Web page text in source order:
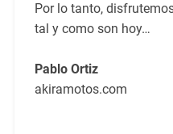
Por lo tanto,
tal y como son hoy…
Pablo Ortiz
akiramotos.com